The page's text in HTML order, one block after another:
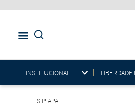
INSTITUCIONAL LIBERDADE
SIPIAPA